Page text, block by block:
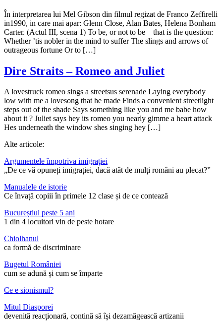
În interpretarea lui Mel Gibson din filmul regizat de Franco Zeffirelli
in1990, in care mai apar: Glenn Close, Alan Bates, Helena Bonham
Carter. (Actul III, scena 1) To be, or not to be – that is the question:
Whether ’tis nobler in the mind to suffer The slings and arrows of
outrageous fortune Or to […]
Dire Straits – Romeo and Juliet
A lovestruck romeo sings a streetsus serenade Laying everybody
low with me a lovesong that he made Finds a convenient streetlight
steps out of the shade Says something like you and me babe how
about it ? Juliet says hey its romeo you nearly gimme a heart attack
Hes underneath the window shes singing hey […]
Alte articole:
Argumentele împotriva imigrației
„De ce vă opuneți imigrației, dacă atât de mulți români au plecat?”
Manualele de istorie
Ce învață copiii în primele 12 clase și de ce contează
Bucureștiul peste 5 ani
1 din 4 locuitori vin de peste hotare
Chiolhanul
ca formă de discriminare
Bugetul României
cum se adună și cum se împarte
Ce e sionismul?
Mitul Diasporei
devenită reacționară, contină să își dezamăgească artizanii